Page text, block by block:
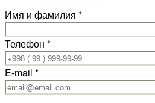
Имя и фамилия *
Телефон *
E-mail *